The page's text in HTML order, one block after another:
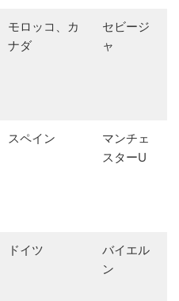
モロッコ、カ
ナダ
セビージ
ャ
スペイン
マンチェ
スターU
ドイツ
バイエル
ン